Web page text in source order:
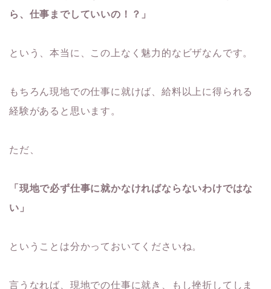
ら、仕事までしていいの！？」
という、本当に、この上なく魅力的なビザなんです。
もちろん現地での仕事に就けば、給料以上に得られる
経験があると思います。
ただ、
「現地で必ず仕事に就かなければならないわけではな
い」
ということは分かっておいてくださいね。
言うなれば、現地での仕事に就き、もし挫折してしま